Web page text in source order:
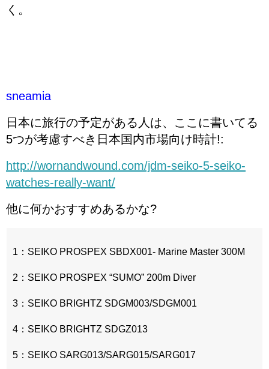
く。
sneamia
日本に旅行の予定がある人は、ここに書いてる
5つが考慮すべき日本国内市場向け時計!:
http://wornandwound.com/jdm-seiko-5-seiko-
watches-really-want/
他に何かおすすめあるかな?
1：SEIKO PROSPEX SBDX001- Marine Master 300M
2：SEIKO PROSPEX “SUMO” 200m Diver
3：SEIKO BRIGHTZ SDGM003/SDGM001
4：SEIKO BRIGHTZ SDGZ013
5：SEIKO SARG013/SARG015/SARG017